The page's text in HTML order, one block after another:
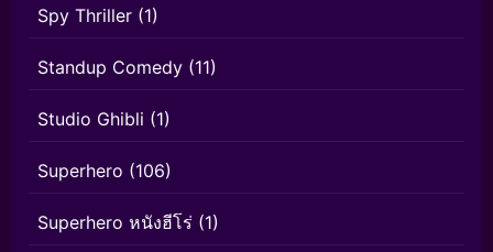
Spy Thriller (1)
Standup Comedy (11)
Studio Ghibli (1)
Superhero (106)
Superhero หนังฮีโร่ (1)